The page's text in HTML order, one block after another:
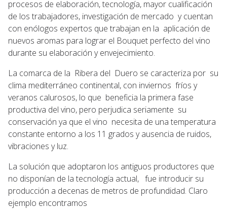
procesos de elaboración, tecnología, mayor cualificación
de los trabajadores, investigación de mercado y cuentan
con enólogos expertos que trabajan en la aplicación de
nuevos aromas para lograr el Bouquet perfecto del vino
durante su elaboración y envejecimiento.
La comarca de la Ribera del Duero se caracteriza por su
clima mediterráneo continental, con inviernos fríos y
veranos calurosos, lo que beneficia la primera fase
productiva del vino, pero perjudica seriamente su
conservación ya que el vino necesita de una temperatura
constante entorno a los 11 grados y ausencia de ruidos,
vibraciones y luz.
La solución que adoptaron los antiguos productores que
no disponían de la tecnología actual, fue introducir su
producción a decenas de metros de profundidad. Claro
ejemplo encontramos